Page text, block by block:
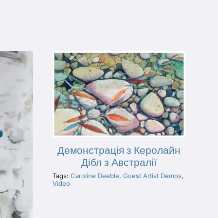
Демонстрація з Керолайн
Дібл з Австралії
Tags:Caroline Deeble,Guest Artist Demos,
Video